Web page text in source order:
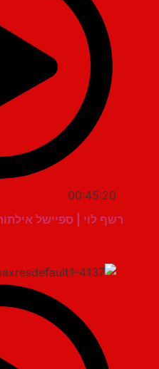
00:45:20
רשף לוי | ספיישל אילתורים